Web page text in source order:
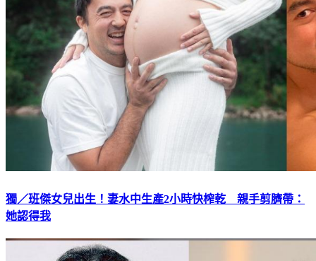
獨／班傑女兒出生！妻水中生產2小時快榨乾 親手剪臍帶：
她認得我